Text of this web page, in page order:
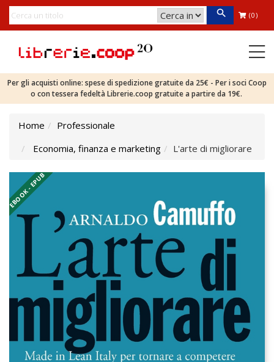
(0)
Per gli acquisti online: spese di spedizione gratuite da 25€ - Per i soci Coop
o con tessera fedeltà Librerie.coop gratuite a partire da 19€.
Home
Professionale
Economia, finanza e marketing
L'arte di migliorare
EBOOK - EPUB